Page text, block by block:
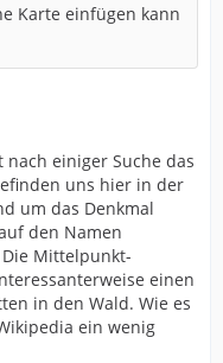
Karte einfügen kann
einiger Suche das
uns hier in der
um das Denkmal
den Namen
Mittelpunkt-
einen
in den Wald. Wie es
ein wenig